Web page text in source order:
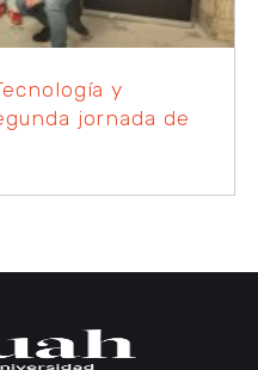
y
jornada de